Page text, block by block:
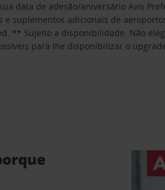
data de adesão/aniversário Avis
suplementos adicionais de
** Sujeito a disponibilidade. Não
para lhe disponibilizar o